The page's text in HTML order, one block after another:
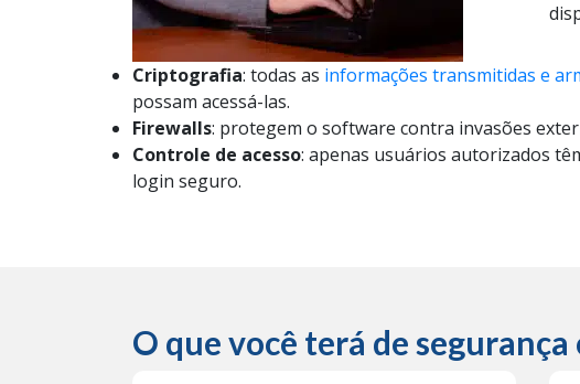
Criptografia: todas as informações transmitidas e
possam acessá-las.
Firewalls: protegem o software contra invasões
Controle de acesso: apenas usuários autorizados
login seguro.
O que você terá de segurança